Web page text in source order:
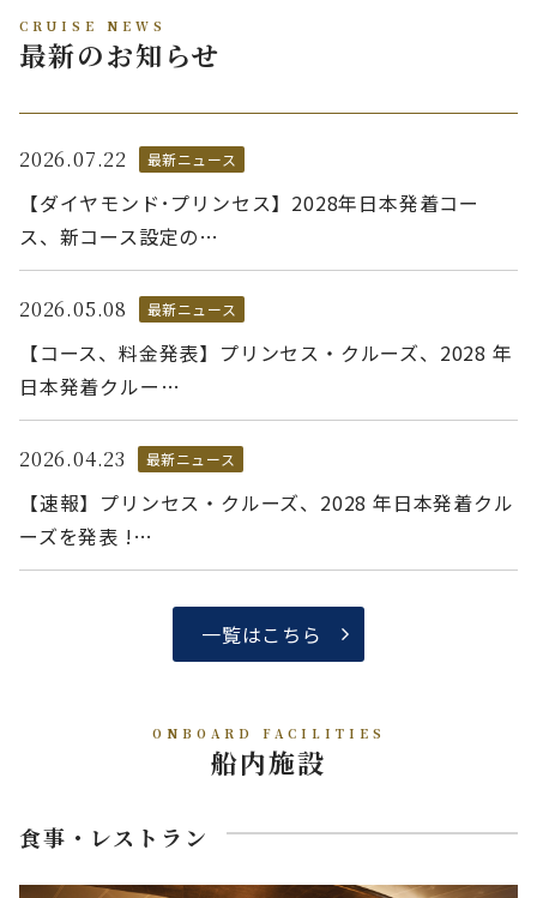
CRUISE NEWS
最新のお知らせ
一覧はこちら
2026.07.22 最新ニュース
【ダイヤモンド･プリンセス】2028年日本発着コー
ス、新コース設定の…
2026.05.08 最新ニュース
【コース、料金発表】プリンセス・クルーズ、2028 年
日本発着クルー…
2026.04.23 最新ニュース
【速報】プリンセス・クルーズ、2028 年日本発着クル
ーズを発表 !…
ONBOARD FACILITIES
船内施設
食事・レストラン